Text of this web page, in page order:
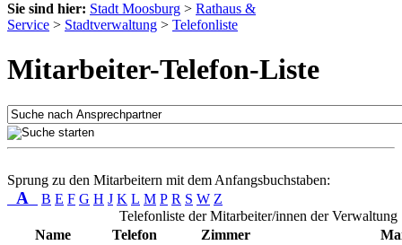
Sie sind hier: Stadt Moosburg > Rathaus &
Service > Stadtverwaltung > Telefonliste
Mitarbeiter-Telefon-Liste
Sprung zu den Mitarbeitern mit dem Anfangsbuchstaben:
A B E F G H J K L M P R S W Z
Telefonliste der Mitarbeiter/innen der Verwaltung
Name
Telefon Zimmer